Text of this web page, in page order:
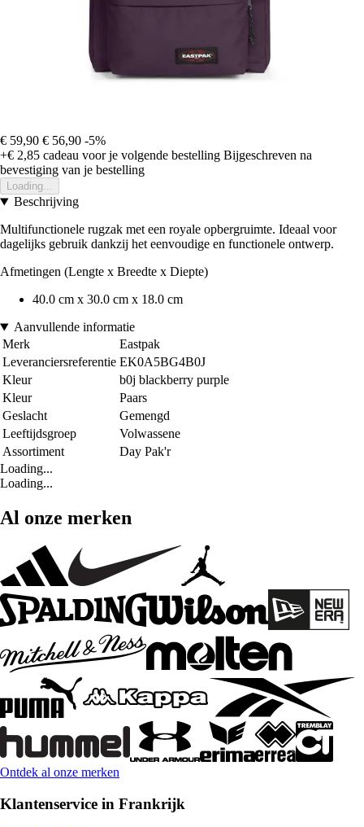
€ 59,90 € 56,90 -5%
+€ 2,85 cadeau voor je volgende bestelling Bijgeschreven na
bevestiging van je bestelling
Loading...
Beschrijving
Multifunctionele rugzak met een royale opbergruimte. Ideaal voor
dagelijks gebruik dankzij het eenvoudige en functionele ontwerp.
Afmetingen (Lengte x Breedte x Diepte)
40.0 cm x 30.0 cm x 18.0 cm
Aanvullende informatie
Merk
Eastpak
Leveranciersreferentie EK0A5BG4B0J
Kleur
b0j blackberry purple
Kleur
Paars
Geslacht
Gemengd
Leeftijdsgroep
Volwassene
Assortiment
Day Pak'r
Loading...
Loading...
Al onze merken
Ontdek al onze merken
Klantenservice in Frankrijk